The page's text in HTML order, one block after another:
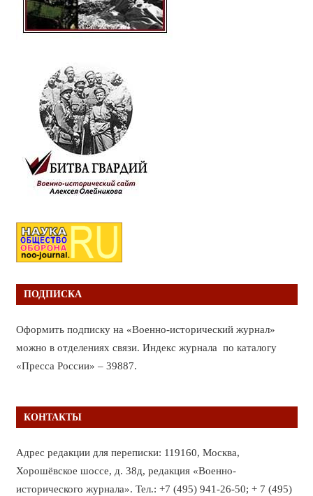
ПОДПИСКА
Оформить подписку на «Военно-исторический журнал»
можно в отделениях связи. Индекс журнала по каталогу
«Пресса России» – 39887.
КОНТАКТЫ
Адрес редакции для переписки: 119160, Москва,
Хорошёвское шоссе, д. 38д, редакция «Военно-
исторического журнала». Тел.: +7 (495) 941-26-50; + 7 (495)